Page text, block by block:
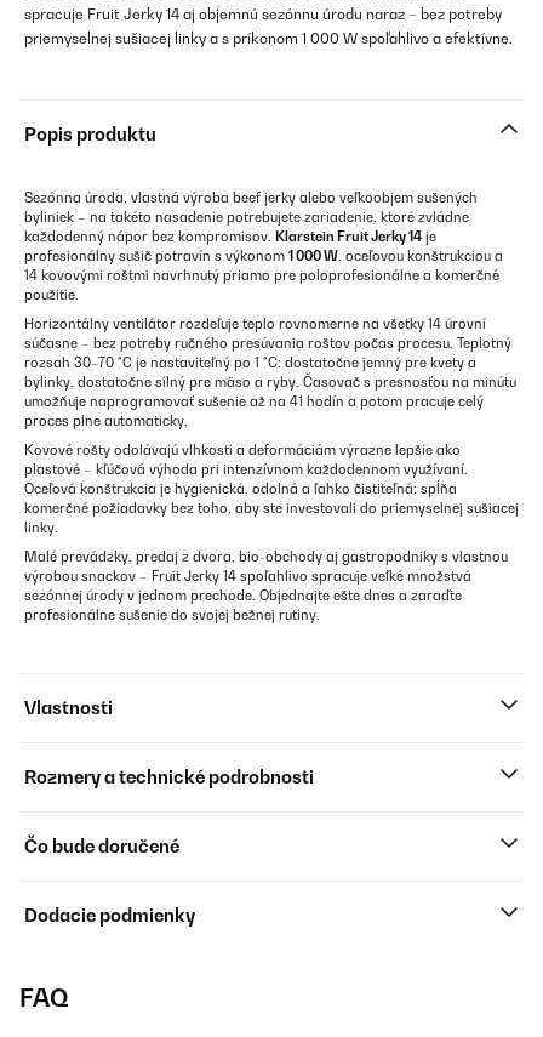
spracuje Fruit Jerky 14 aj objemnú sezónnu úrodu naraz – bez potreby
priemyselnej sušiacej linky a s príkonom 1 000 W spoľahlivo a efektívne.
Popis produktu
Sezónna úroda, vlastná výroba beef jerky alebo veľkoobjem sušených
byliniek – na takéto nasadenie potrebujete zariadenie, ktoré zvládne
každodenný nápor bez kompromisov. Klarstein Fruit Jerky 14 je
profesionálny sušič potravín s výkonom 1 000 W, oceľovou konštrukciou a
14 kovovými roštmi navrhnutý priamo pre poloprofesionálne a komerčné
použitie.
Horizontálny ventilátor rozdeľuje teplo rovnomerne na všetky 14 úrovní
súčasne – bez potreby ručného presúvania roštov počas procesu. Teplotný
rozsah 30–70 °C je nastaviteľný po 1 °C: dostatočne jemný pre kvety a
bylinky, dostatočne silný pre mäso a ryby. Časovač s presnosťou na minútu
umožňuje naprogramovať sušenie až na 41 hodín a potom pracuje celý
proces plne automaticky.
Kovové rošty odolávajú vlhkosti a deformáciám výrazne lepšie ako
plastové – kľúčová výhoda pri intenzívnom každodennom využívaní.
Oceľová konštrukcia je hygienická, odolná a ľahko čistiteľná: spĺňa
komerčné požiadavky bez toho, aby ste investovali do priemyselnej sušiacej
linky.
Malé prevádzky, predaj z dvora, bio-obchody aj gastropodniky s vlastnou
výrobou snackov – Fruit Jerky 14 spoľahlivo spracuje veľké množstvá
sezónnej úrody v jednom prechode. Objednajte ešte dnes a zaraďte
profesionálne sušenie do svojej bežnej rutiny.
Vlastnosti
Rozmery a technické podrobnosti
Čo bude doručené
Dodacie podmienky
FAQ